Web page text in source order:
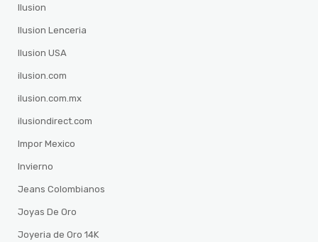
Ilusion
Ilusion Lenceria
Ilusion USA
ilusion.com
ilusion.com.mx
ilusiondirect.com
Impor Mexico
Invierno
Jeans Colombianos
Joyas De Oro
Joyeria de Oro 14K